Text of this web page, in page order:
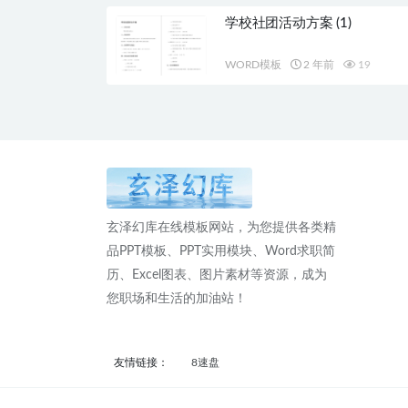
学校社团活动方案 (1)
WORD模板 2 年前 19
玄泽幻库在线模板网站，为您提供各类精
品PPT模板、PPT实用模块、Word求职简
历、Excel图表、图片素材等资源，成为
您职场和生活的加油站！
友情链接： 8速盘